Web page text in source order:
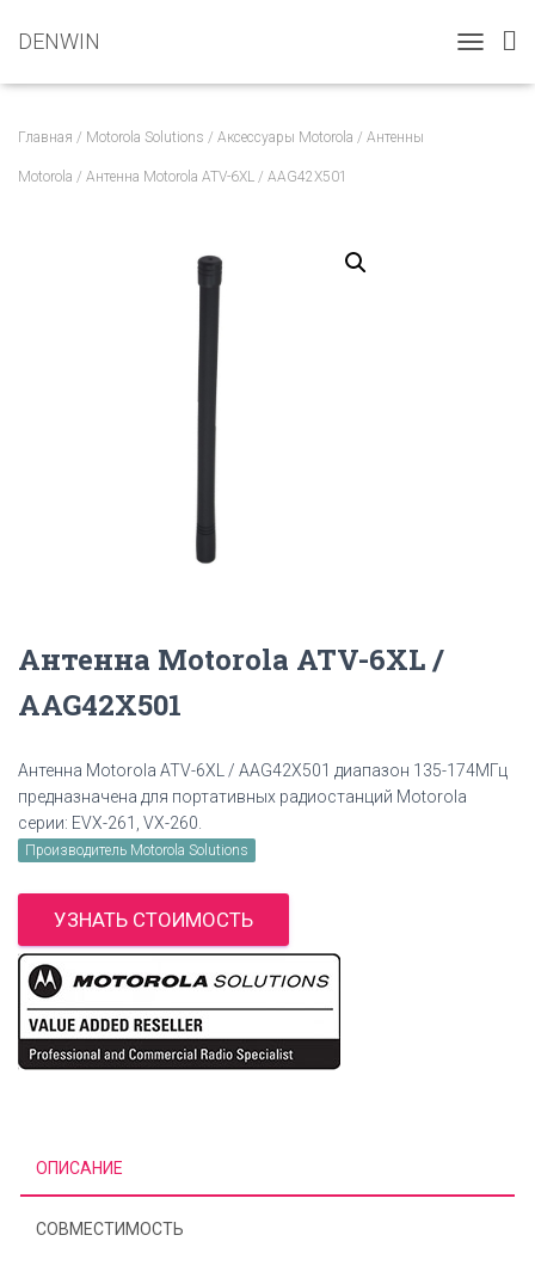
DENWIN
O
Главная / Motorola Solutions / Аксессуары Motorola / Антенны
Motorola / Антенна Motorola ATV-6XL / AAG42X501
Антенна Motorola ATV-6XL /
AAG42X501
Антенна Motorola ATV-6XL / AAG42X501 диапазон 135-174МГц
предназначена для портативных радиостанций Motorola
серии: EVX-261, VX-260.
Производитель Motorola Solutions
УЗНАТЬ СТОИМОСТЬ
ОПИСАНИЕ
СОВМЕСТИМОСТЬ